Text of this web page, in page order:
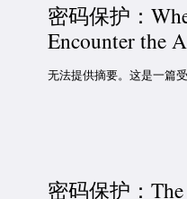
密码保护：
Encounter the
无法提供摘要。这是一篇受
密码保护：